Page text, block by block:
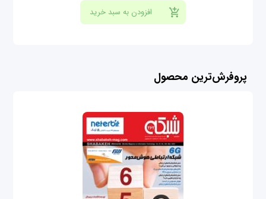
پروفرش‌ترین محصول